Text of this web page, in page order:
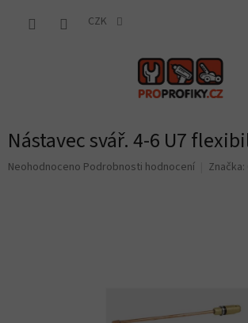
CZK
Nástavec svář. 4-6 U7
Průměrné
Neohodnoceno Podrobnosti hodnocení Značka: